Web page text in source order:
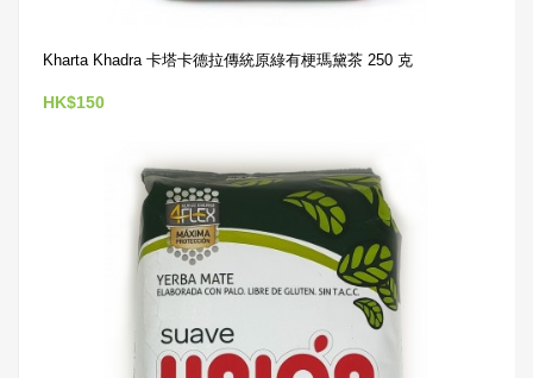
Kharta Khadra 卡塔卡德拉傳統原綠有梗瑪黛茶 250 克
HK$150